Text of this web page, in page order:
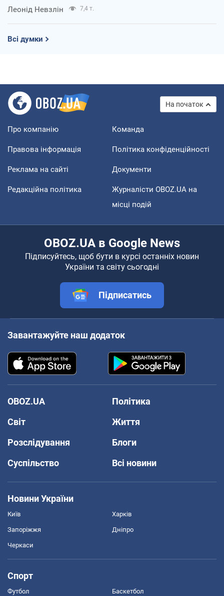
Леонід Невзлін 7,4 т.
Всі думки
На початок
Про компанію Команда
Правова інформація Політика конфіденційності
Реклама на сайті Документи
Редакційна політика
Журналісти OBOZ.UA на
місці подій
OBOZ.UA в Google News
Підписуйтесь, щоб бути в курсі останніх новин
України та світу сьогодні
Підписатись
Завантажуйте наш додаток
OBOZ.UA
Політика
Світ
Життя
Розслідування
Блоги
Суспільство
Всі новини
Новини України
Київ Харків
Запоріжжя Дніпро
Черкаси
Спорт
Футбол Баскетбол